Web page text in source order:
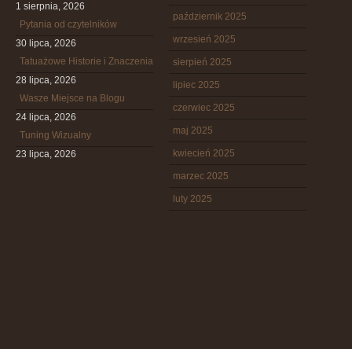
1 sierpnia, 2026
Pytania od czytelników
30 lipca, 2026
Tatuażowe Historie i Znaczenia
28 lipca, 2026
Wasze Miejsce na Blogu
24 lipca, 2026
Tuning Wizualny
23 lipca, 2026
październik 2025
wrzesień 2025
sierpień 2025
lipiec 2025
czerwiec 2025
maj 2025
kwiecień 2025
marzec 2025
luty 2025